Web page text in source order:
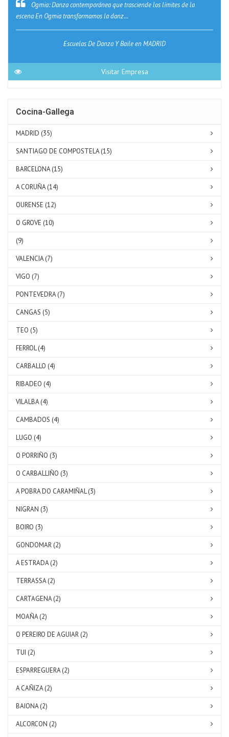
Ogmia: Danza contemporánea que trasciende los límites de la
escena En Ogmia transformamos la danz...
Escuelas De Danza Y Baile en MADRID
Visitar Empresa
Cocina-Gallega
MADRID (35)
SANTIAGO DE COMPOSTELA (15)
BARCELONA (15)
A CORUÑA (14)
OURENSE (12)
O GROVE (10)
(9)
VALENCIA (7)
VIGO (7)
PONTEVEDRA (7)
CANGAS (5)
TEO (5)
FERROL (4)
CARBALLO (4)
RIBADEO (4)
VILALBA (4)
CAMBADOS (4)
LUGO (4)
O PORRIÑO (3)
O CARBALLIÑO (3)
A POBRA DO CARAMIÑAL (3)
NIGRAN (3)
BOIRO (3)
GONDOMAR (2)
A ESTRADA (2)
TERRASSA (2)
CARTAGENA (2)
MOAÑA (2)
O PEREIRO DE AGUIAR (2)
TUI (2)
ESPARREGUERA (2)
A CAÑIZA (2)
BAIONA (2)
ALCORCON (2)